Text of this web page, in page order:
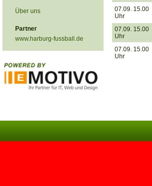
Über uns
Partner
www.harburg-fussball.de
07.09. 15.00
Uhr
07.09. 15.00
Uhr
07.09. 15.00
Uhr